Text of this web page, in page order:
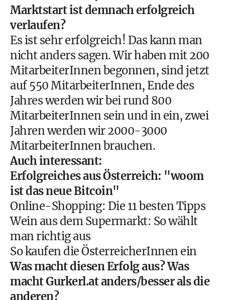
Marktstart ist demnach erfolgreich
verlaufen?
Es ist sehr erfolgreich! Das kann man
nicht anders sagen. Wir haben mit 200
MitarbeiterInnen begonnen, sind jetzt
auf 550 MitarbeiterInnen, Ende des
Jahres werden wir bei rund 800
MitarbeiterInnen sein und in ein, zwei
Jahren werden wir 2000-3000
MitarbeiterInnen brauchen.
Auch interessant:
Erfolgreiches aus Österreich: "woom
ist das neue Bitcoin"
Online-Shopping: Die 11 besten Tipps
Wein aus dem Supermarkt: So wählt
man richtig aus
So kaufen die ÖsterreicherInnen ein
Was macht diesen Erfolg aus? Was
macht Gurkerl.at anders/besser als die
anderen?